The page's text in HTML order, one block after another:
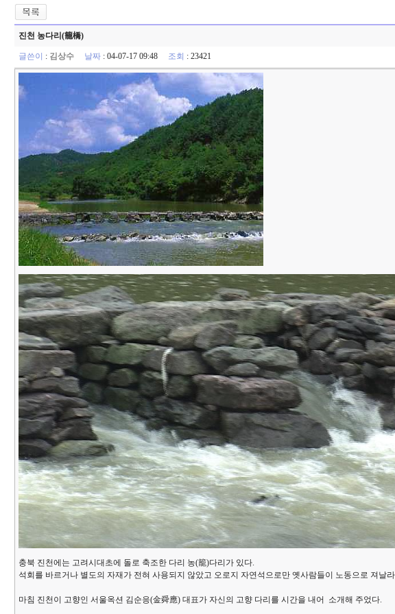
진천 농다리(籠橋)
글쓴이 : 김상수 날짜: 04-07-17 09:48 조회 : 23421
충북 진천에는 고려시대초에 돌로 축조한 다리 농(籠)다리가 있다.
석회를 바르거나 별도의 자재가 전혀 사용되지 않았고 오로지 자연석으로만 옛사람들이 노동으로 져날
마침 진천이 고향인 서울옥션 김순응(金舜應) 대표가 자신의 고향 다리를 시간을 내어 소개해 주었다.